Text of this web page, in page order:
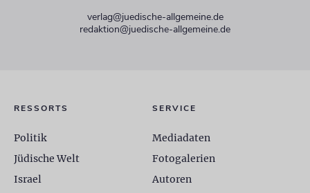
verlag@juedische-allgemeine.de
redaktion@juedische-allgemeine.de
RESSORTS
Politik
Jüdische Welt
Israel
SERVICE
Mediadaten
Fotogalerien
Autoren